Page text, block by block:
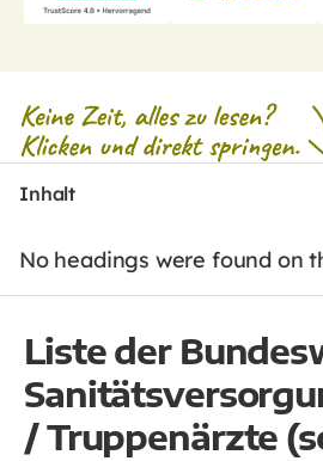
Liste der
/ Truppenärzte
Inhalt
No headings were found on